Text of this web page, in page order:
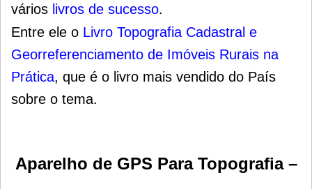
vários livros de sucesso.
Entre ele o Livro Topografia Cadastral e
Georreferenciamento de Imóveis Rurais na
Prática, que é o livro mais vendido do País
sobre o tema.
Aparelho de GPS Para Topografia –